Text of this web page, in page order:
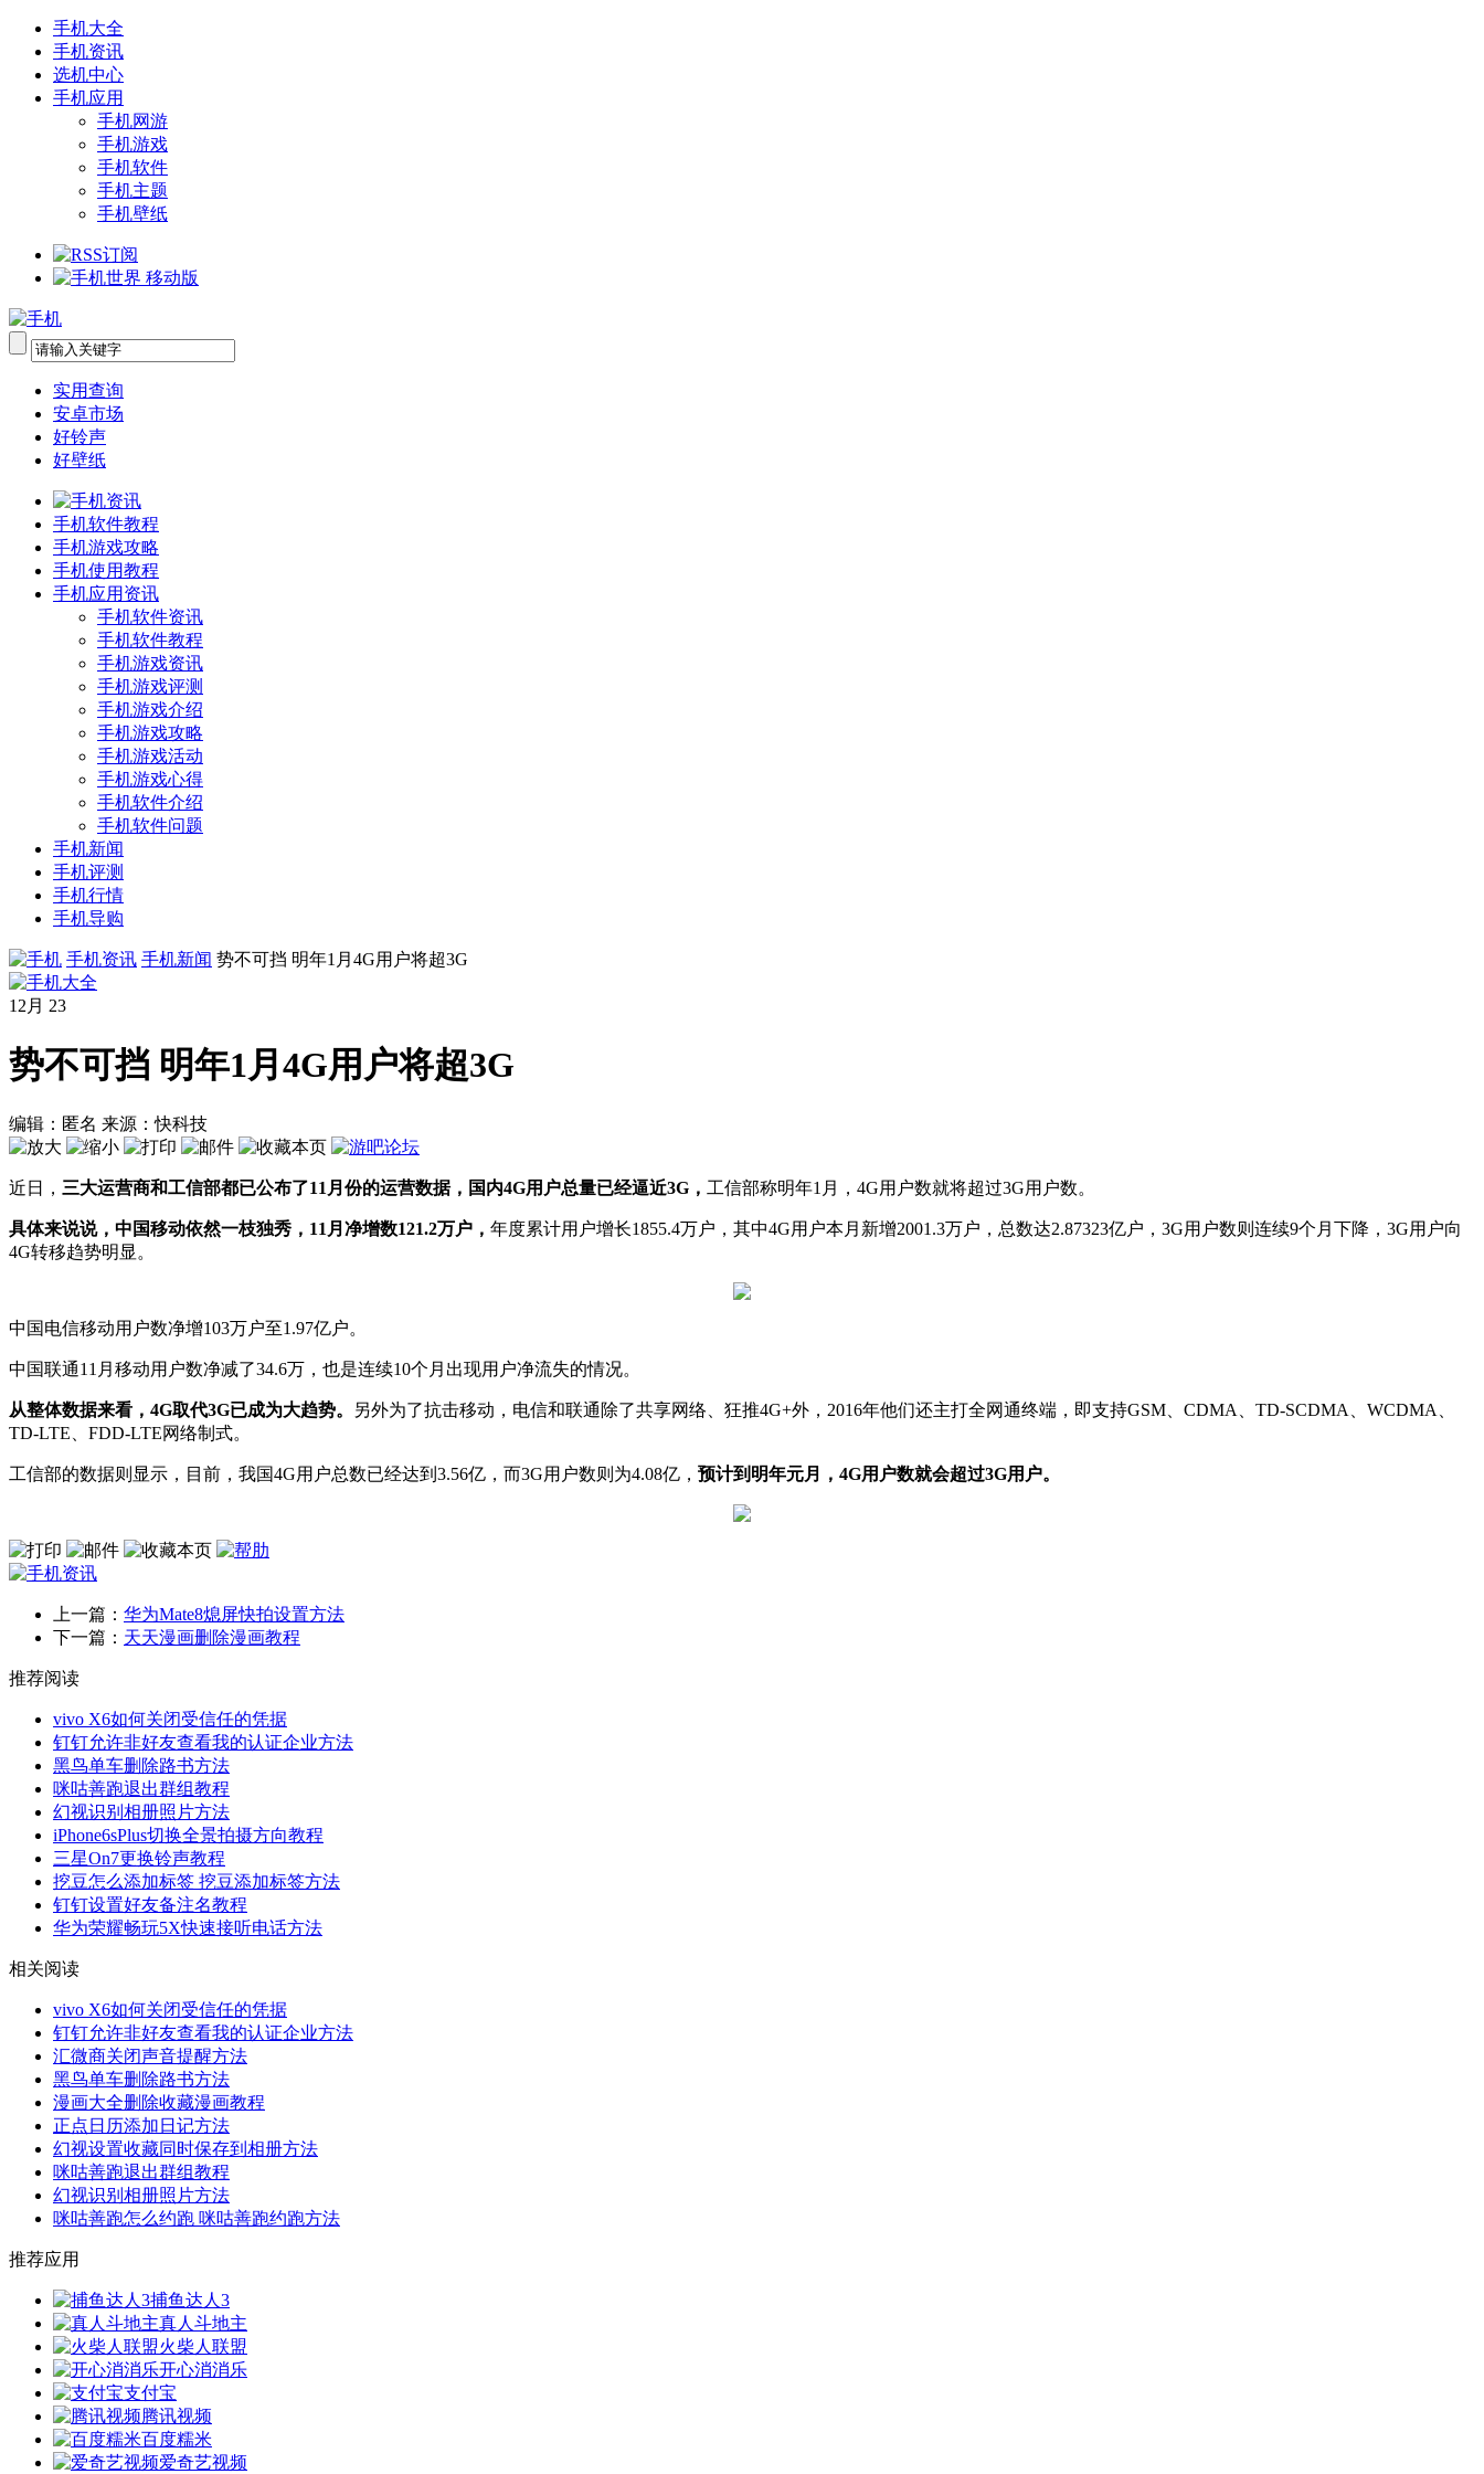
手机大全
手机资讯
选机中心
手机应用
手机网游
手机游戏
手机软件
手机主题
手机壁纸
实用查询
安卓市场
好铃声
好壁纸
手机软件教程
手机游戏攻略
手机使用教程
手机应用资讯
手机软件资讯
手机软件教程
手机游戏资讯
手机游戏评测
手机游戏介绍
手机游戏攻略
手机游戏活动
手机游戏心得
手机软件介绍
手机软件问题
手机新闻
手机评测
手机行情
手机导购
手机资讯 手机新闻 势不可挡 明年1月4G用户将超3G
12月 23
势不可挡 明年1月4G用户将超3G
编辑：匿名 来源：快科技
近日， 三大运营商和工信部都已公布了11月份的运营数据，国内4G用户总量已经逼近3G， 工信部称明年1月，4G用户数就将超过3G用户数。
具体来说说，中国移动依然一枝独秀，11月净增数121.2万户， 年度累计用户增长1855.4万户，其中4G用户本月新增2001.3万户，总数达2.87323亿户，3G用户数则连续9个月下降，3G用户向
4G转移趋势明显。
中国电信移动用户数净增103万户至1.97亿户。
中国联通11月移动用户数净减了34.6万，也是连续10个月出现用户净流失的情况。
从整体数据来看，4G取代3G已成为大趋势。
另外为了抗击移动，电信和联通除了共享网络、狂推4G+外，2016年他们还主打全网通终端，即支持GSM、CDMA、TD-SCDMA、WCDMA、
TD-LTE、FDD-LTE网络制式。
工信部的数据则显示，目前，我国4G用户总数已经达到3.56亿，而3G用户数则为4.08亿， 预计到明年元月，4G用户数就会超过3G用户。
上一篇： 华为Mate8熄屏快拍设置方法
下一篇： 天天漫画删除漫画教程
推荐阅读
vivo X6如何关闭受信任的凭据
钉钉允许非好友查看我的认证企业方法
黑鸟单车删除路书方法
咪咕善跑退出群组教程
幻视识别相册照片方法
iPhone6sPlus切换全景拍摄方向教程
三星On7更换铃声教程
挖豆怎么添加标签 挖豆添加标签方法
钉钉设置好友备注名教程
华为荣耀畅玩5X快速接听电话方法
相关阅读
vivo X6如何关闭受信任的凭据
钉钉允许非好友查看我的认证企业方法
汇微商关闭声音提醒方法
黑鸟单车删除路书方法
漫画大全删除收藏漫画教程
正点日历添加日记方法
幻视设置收藏同时保存到相册方法
咪咕善跑退出群组教程
幻视识别相册照片方法
咪咕善跑怎么约跑 咪咕善跑约跑方法
推荐应用
捕鱼达人3
真人斗地主
火柴人联盟
开心消消乐
支付宝
腾讯视频
百度糯米
爱奇艺视频